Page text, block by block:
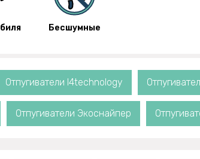
Бесшумные
Отпугиватели I4technology
Отпугиватели Экоснайпер